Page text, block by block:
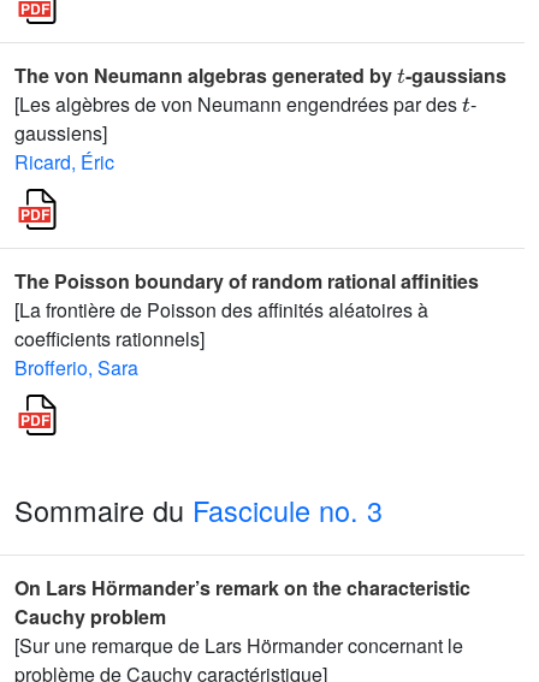
The von Neumann algebras generated by -gaussians
[Les algèbres de von Neumann engendrées par des
t
-
gaussiens]
Ricard, Éric
The Poisson boundary of random rational affinities
[La frontière de Poisson des affinités aléatoires à
coefficients rationnels]
Brofferio, Sara
Sommaire du Fascicule no. 3
On Lars Hörmander’s remark on the characteristic
Cauchy problem
[Sur une remarque de Lars Hörmander concernant le
problème de Cauchy caractéristique]